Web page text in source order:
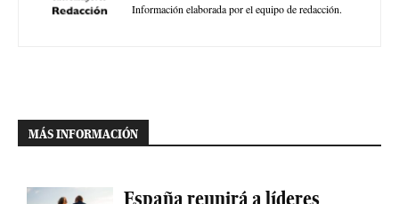
Información elaborada por el equipo de redacción.
MÁS INFORMACIÓN
España reunirá a líderes